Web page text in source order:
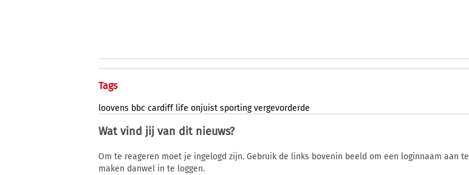
Tags
loovens bbc cardiff life onjuist sporting vergevorderde
Wat vind jij van dit nieuws?
Om te reageren moet je ingelogd zijn. Gebruik de links bovenin beeld om een loginnaam aan te
maken danwel in te loggen.